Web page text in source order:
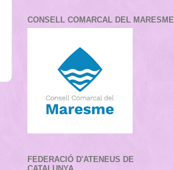
CONSELL COMARCAL DEL MARESME
FEDERACIÓ D'ATENEUS DE